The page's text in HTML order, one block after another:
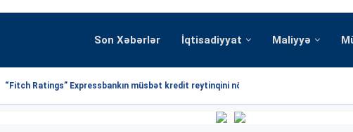
Son Xəbərlər İqtisadiyyat Maliyyə
“Fitch Ratings” Expressbankın müsbət kredit reytinqini növbəti dəfə...